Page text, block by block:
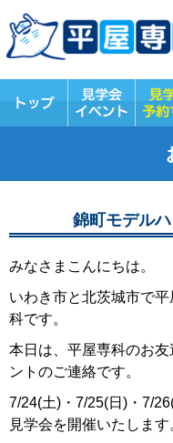
錦町モデル
みなさまこんにちは。
いわき市と北茨城市で
科です。
本日は、平屋専科のお
ントのご連絡です。
7/24(土)・7/25(日)・7/
見学会を開催いたします